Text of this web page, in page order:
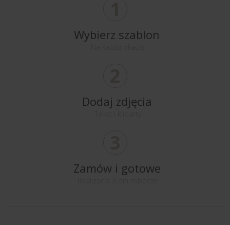
Wybierz szablon
Dodaj zdjęcia
Zamów i gotowe